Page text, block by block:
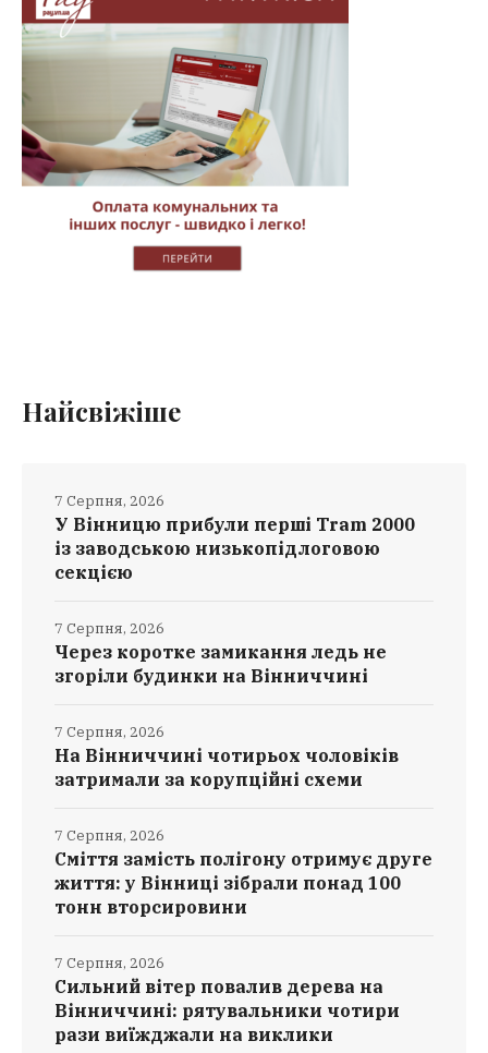
Найсвіжіше
У Вінницю прибули перші Tram 2000
із заводською низькопідлоговою
секцією
7 Серпня, 2026
Через коротке замикання ледь не
згоріли будинки на Вінниччині
7 Серпня, 2026
На Вінниччині чотирьох чоловіків
затримали за корупційні схеми
7 Серпня, 2026
Сміття замість полігону отримує друге
життя: у Вінниці зібрали понад 100
тонн вторсировини
7 Серпня, 2026
Сильний вітер повалив дерева на
Вінниччині: рятувальники чотири
рази виїжджали на виклики
7 Серпня, 2026